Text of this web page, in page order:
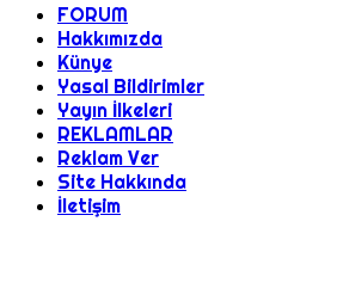
FORUM
Hakkımızda
Künye
Yasal Bildirimler
Yayın İlkeleri
REKLAMLAR
Reklam Ver
Site Hakkında
İletişim